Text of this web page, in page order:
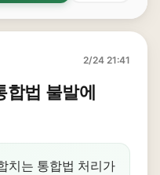
2/24 21:41
합법 불발에
치는 통합법 처리가